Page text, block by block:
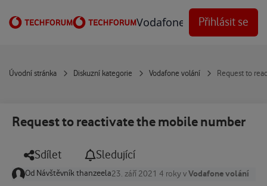
Vodafone Techforum
Přihlásit se
Úvodní stránka Diskuzní kategorie Vodafone volání Request to
Request to reactivate the mobile number
Sdílet Sledující
Od Návštěvník thanzeela23. září 2021 4 rokyvVodafone volání